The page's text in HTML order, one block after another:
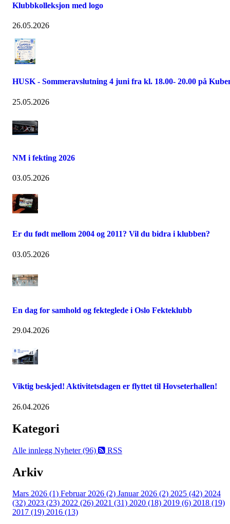
Klubbkolleksjon med logo
26.05.2026
HUSK - Sommeravslutning 4 juni fra kl. 18.00- 20.00 på
25.05.2026
NM i fekting 2026
03.05.2026
Er du født mellom 2004 og 2011? Vil du bidra i klubben?
03.05.2026
En dag for samhold og fekteglede i Oslo Fekteklubb
29.04.2026
Viktig beskjed! Aktivitetsdagen er flyttet til Hovseterhallen!
26.04.2026
Kategori
Alle innlegg Nyheter (96) RSS
Arkiv
Mars 2026 (1) Februar 2026 (2) Januar 2026 (2) 2025 (42) 2024
(32) 2023 (23) 2022 (26) 2021 (31) 2020 (18) 2019 (6) 2018 (19)
2017 (19) 2016 (13)